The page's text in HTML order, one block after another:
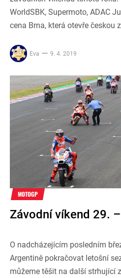
WorldSBK, Supermoto, ADAC
cena Brna, která otevře českou
Eva 9. 4. 2019
MOTOGP
Závodní víkend 29.
O nadcházejícím posledním
Argentině pokračovat letošní
můžeme těšit na další strhující